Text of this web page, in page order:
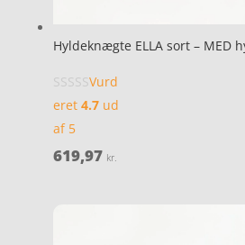
Hyldeknægte ELLA sort – MED
Vurd
eret 4.7ud
af 5
619,97 kr.